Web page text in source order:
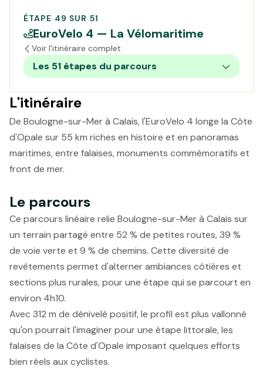
ÉTAPE 49 SUR 51
EuroVelo 4 — La Vélomaritime
Voir l'itinéraire complet
Les 51 étapes du parcours
L'itinéraire
De Boulogne-sur-Mer à Calais, l'EuroVelo 4 longe la Côte
d'Opale sur 55 km riches en histoire et en panoramas
maritimes, entre falaises, monuments commémoratifs et
front de mer.
Le parcours
Ce parcours linéaire relie Boulogne-sur-Mer à Calais sur
un terrain partagé entre 52 % de petites routes, 39 %
de voie verte et 9 % de chemins. Cette diversité de
revêtements permet d'alterner ambiances côtières et
sections plus rurales, pour une étape qui se parcourt en
environ 4h10.
Avec 312 m de dénivelé positif, le profil est plus vallonné
qu'on pourrait l'imaginer pour une étape littorale, les
falaises de la Côte d'Opale imposant quelques efforts
bien réels aux cyclistes.